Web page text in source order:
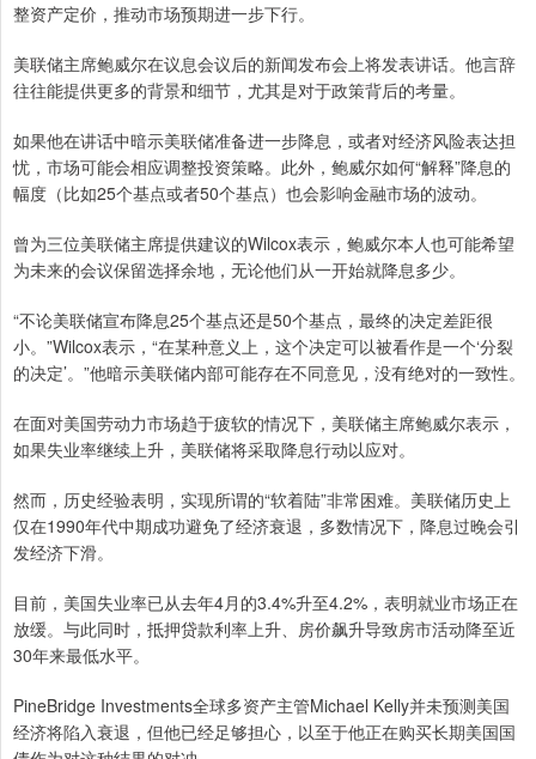
整资产定价，推动市场预期进一步下行。
美联储主席鲍威尔在议息会议后的新闻发布会上将发表讲话。他言辞
往往能提供更多的背景和细节，尤其是对于政策背后的考量。
如果他在讲话中暗示美联储准备进一步降息，或者对经济风险表达担
忧，市场可能会相应调整投资策略。此外，鲍威尔如何“解释”降息的
幅度（比如25个基点或者50个基点）也会影响金融市场的波动。
曾为三位美联储主席提供建议的Wilcox表示，鲍威尔本人也可能希望
为未来的会议保留选择余地，无论他们从一开始就降息多少。
“不论美联储宣布降息25个基点还是50个基点，最终的决定差距很
小。”Wilcox表示，“在某种意义上，这个决定可以被看作是一个‘分裂
的决定’。”他暗示美联储内部可能存在不同意见，没有绝对的一致性。
在面对美国劳动力市场趋于疲软的情况下，美联储主席鲍威尔表示，
如果失业率继续上升，美联储将采取降息行动以应对。
然而，历史经验表明，实现所谓的“软着陆”非常困难。美联储历史上
仅在1990年代中期成功避免了经济衰退，多数情况下，降息过晚会引
发经济下滑。
目前，美国失业率已从去年4月的3.4%升至4.2%，表明就业市场正在
放缓。与此同时，抵押贷款利率上升、房价飙升导致房市活动降至近
30年来最低水平。
PineBridge Investments全球多资产主管Michael Kelly并未预测美国
经济将陷入衰退，但他已经足够担心，以至于他正在购买长期美国国